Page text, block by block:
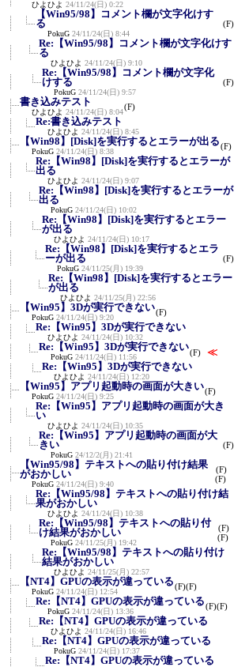
ひよひよ 24/11/24(日) 0:22
【Win95/98】コメント欄が文字化けす
る
PokuG 24/11/24(日) 8:44
(F)
Re:【Win95/98】コメント欄が文字化けす
る
ひよひよ 24/11/24(日) 9:10
Re:【Win95/98】コメント欄が文字化
けする
PokuG 24/11/24(日) 9:57
(F)
書き込みテスト
ひよひよ 24/11/24(日) 8:04
(F)
Re:書き込みテスト
ひよひよ 24/11/24(日) 8:45
【Win98】[Disk]を実行するとエラーが出る
PokuG 24/11/24(日) 8:38
(F)
Re:【Win98】[Disk]を実行するとエラーが
出る
ひよひよ 24/11/24(日) 9:07
Re:【Win98】[Disk]を実行するとエラーが
出る
PokuG 24/11/24(日) 10:02
Re:【Win98】[Disk]を実行するとエラー
が出る
ひよひよ 24/11/24(日) 10:17
Re:【Win98】[Disk]を実行するとエラ
ーが出る
PokuG 24/11/25(月) 19:39
(F)
Re:【Win98】[Disk]を実行するとエラー
が出る
ひよひよ 24/11/25(月) 22:56
【Win95】3Dが実行できない
PokuG 24/11/24(日) 9:20
(F)
Re:【Win95】3Dが実行できない
ひよひよ 24/11/24(日) 10:32
Re:【Win95】3Dが実行できない
PokuG 24/11/24(日) 11:56 (F)
≪
Re:【Win95】3Dが実行できない
ひよひよ 24/11/24(日) 12:20
【Win95】アプリ起動時の画面が大きい
PokuG 24/11/24(日) 9:25
(F)
Re:【Win95】アプリ起動時の画面が大き
い
ひよひよ 24/11/24(日) 10:35
Re:【Win95】アプリ起動時の画面が大
きい
PokuG 24/12/2(月) 21:41
(F)
【Win95/98】テキストへの貼り付け結果
がおかしい
PokuG 24/11/24(日) 9:40
(F)
(F)
Re:【Win95/98】テキストへの貼り付け結
果がおかしい
ひよひよ 24/11/24(日) 10:38
Re:【Win95/98】テキストへの貼り付
け結果がおかしい
PokuG 24/11/25(月) 19:42
(F)
(F)
Re:【Win95/98】テキストへの貼り付け
結果がおかしい
ひよひよ 24/11/25(月) 22:57
【NT4】GPUの表示が違っている
PokuG 24/11/24(日) 12:54
(F)(F)
Re:【NT4】GPUの表示が違っている
PokuG 24/11/24(日) 13:36
(F)(F)
Re:【NT4】GPUの表示が違っている
ひよひよ 24/11/24(日) 16:46
Re:【NT4】GPUの表示が違っている
PokuG 24/11/24(日) 17:37
Re:【NT4】GPUの表示が違っている